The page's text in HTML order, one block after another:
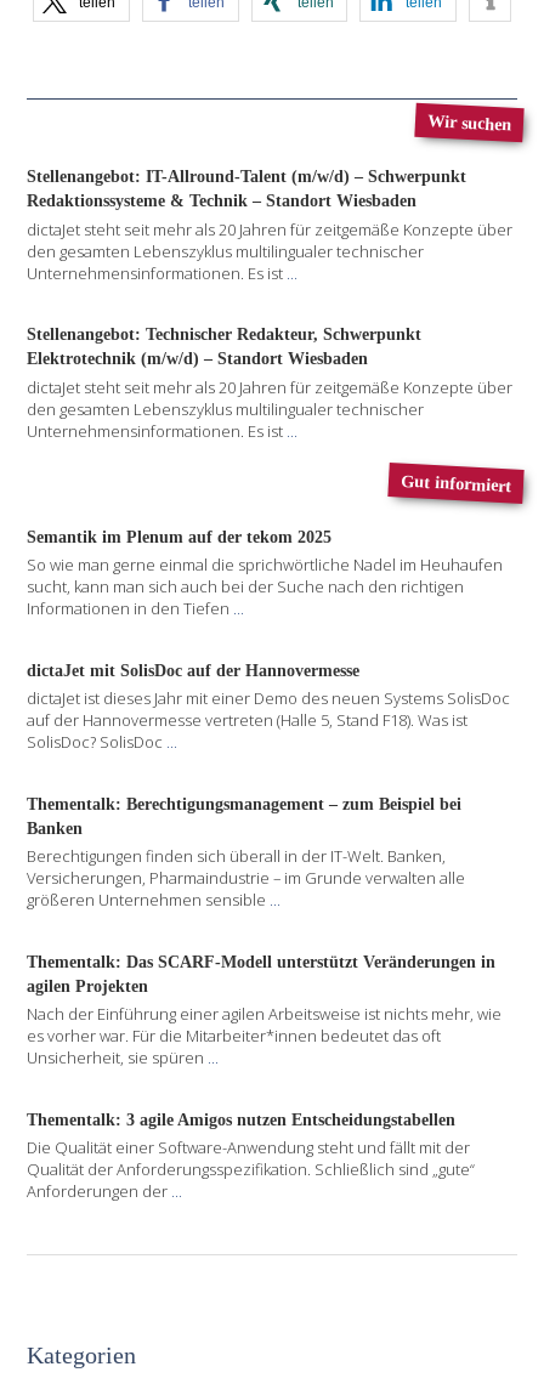
Wir suchen
Stellenangebot: IT-Allround-Talent (m/w/d) – Schwerpunkt
Redaktionssysteme & Technik – Standort Wiesbaden
dictaJet steht seit mehr als 20 Jahren für zeitgemäße Konzepte über
den gesamten Lebenszyklus multilingualer technischer
Unternehmensinformationen. Es ist ...
Stellenangebot: Technischer Redakteur, Schwerpunkt
Elektrotechnik (m/w/d) – Standort Wiesbaden
dictaJet steht seit mehr als 20 Jahren für zeitgemäße Konzepte über
den gesamten Lebenszyklus multilingualer technischer
Unternehmensinformationen. Es ist ...
Gut informiert
Semantik im Plenum auf der tekom 2025
So wie man gerne einmal die sprichwörtliche Nadel im Heuhaufen
sucht, kann man sich auch bei der Suche nach den richtigen
Informationen in den Tiefen ...
dictaJet mit SolisDoc auf der Hannovermesse
dictaJet ist dieses Jahr mit einer Demo des neuen Systems SolisDoc
auf der Hannovermesse vertreten (Halle 5, Stand F18). Was ist
SolisDoc? SolisDoc ...
Thementalk: Berechtigungsmanagement – zum Beispiel bei
Banken
Berechtigungen finden sich überall in der IT-Welt. Banken,
Versicherungen, Pharmaindustrie – im Grunde verwalten alle
größeren Unternehmen sensible ...
Thementalk: Das SCARF-Modell unterstützt Veränderungen in
agilen Projekten
Nach der Einführung einer agilen Arbeitsweise ist nichts mehr, wie
es vorher war. Für die Mitarbeiter*innen bedeutet das oft
Unsicherheit, sie spüren ...
Thementalk: 3 agile Amigos nutzen Entscheidungstabellen
Die Qualität einer Software-Anwendung steht und fällt mit der
Qualität der Anforderungsspezifikation. Schließlich sind „gute“
Anforderungen der ...
Kategorien